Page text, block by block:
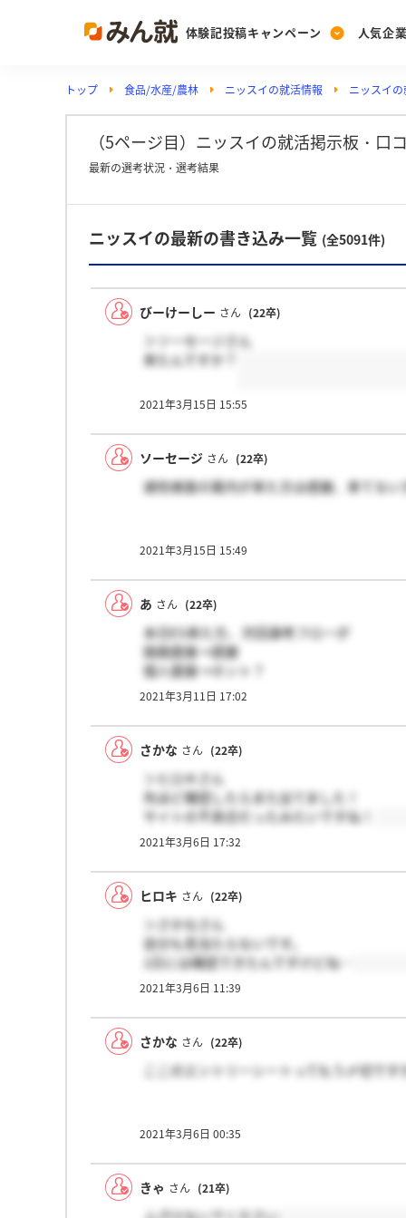
体験記投稿キャンペーン
Post
投稿する
人気企
Ranking
ランキングを見る
Vote
投票する
PickUp
注目の企業特集
動画で知ろう！業界
トップ 食品/水産/農林 ニッスイの就活情報 ニッスイ
（5ページ目）ニッスイの就活掲示板・口
最新の選考状況・選考結果
ニッスイの最新の書き込み一覧 (全5091件)
びーけーしー さん (22卒)
＞ソーセージさん
来たんですか？
2021年3月15日 15:55
ソーセージ さん (22卒)
適性検査の案内が来た方は感謝、来てな
2021年3月15日 15:49
あ さん (22卒)
本日ES来た方、次回選考フローが
録画面接→感謝
個人面接→ホント？
お願いします！
2021年3月11日 17:02
さかな さん (22卒)
＞ヒロキさん
先ほど確認したらまた出てました！
サイトの不具合だったみたいですね！
2021年3月6日 17:32
ヒロキ さん (22卒)
＞さかなさん
自分も見当たらないです。
1日には確認できたんですけどね…
2021年3月6日 11:39
さかな さん (22卒)
ここのエントリーシートってもう〆切で
2021年3月6日 00:35
きゃ さん (21卒)